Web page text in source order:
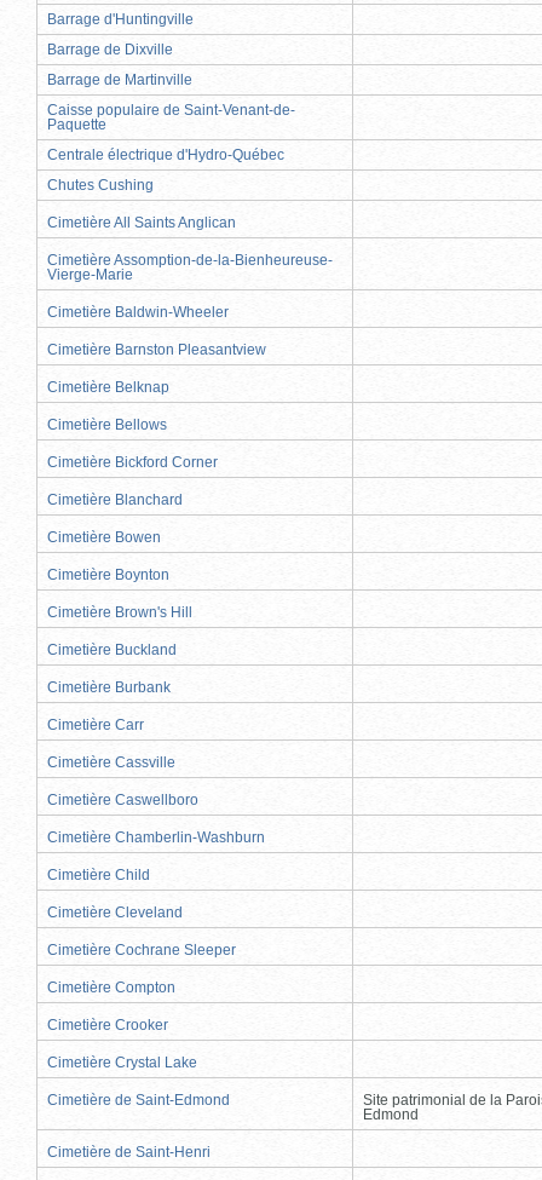
Barrage d'Huntingville
Barrage de Dixville
Barrage de Martinville
Caisse populaire de Saint-Venant-de-
Paquette
Centrale électrique d'Hydro-Québec
Chutes Cushing
Cimetière All Saints Anglican
Cimetière Assomption-de-la-Bienheureuse-
Vierge-Marie
Cimetière Baldwin-Wheeler
Cimetière Barnston Pleasantview
Cimetière Belknap
Cimetière Bellows
Cimetière Bickford Corner
Cimetière Blanchard
Cimetière Bowen
Cimetière Boynton
Cimetière Brown's Hill
Cimetière Buckland
Cimetière Burbank
Cimetière Carr
Cimetière Cassville
Cimetière Caswellboro
Cimetière Chamberlin-Washburn
Cimetière Child
Cimetière Cleveland
Cimetière Cochrane Sleeper
Cimetière Compton
Cimetière Crooker
Cimetière Crystal Lake
Cimetière de Saint-Edmond
Site patrimonial de la
Edmond
Cimetière de Saint-Henri